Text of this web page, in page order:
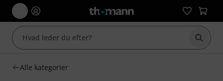
Start
Alle kategorier